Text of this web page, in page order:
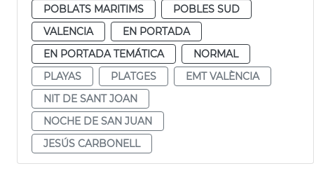
POBLATS MARITIMS
POBLES SUD
VALENCIA
EN PORTADA
EN PORTADA TEMÁTICA
NORMAL
PLAYAS
PLATGES
EMT VALÈNCIA
NIT DE SANT JOAN
NOCHE DE SAN JUAN
JESÚS CARBONELL